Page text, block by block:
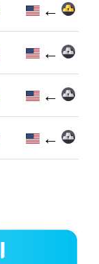
←
←
←
←